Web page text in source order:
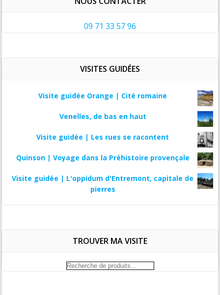
09 71 33 57 96
VISITES GUIDÉES
Visite guidée Orange | Cité romaine
Venelles, de bas en haut
Visite guidée | Les rues se racontent
Quinson | Voyage dans la Préhistoire provençale
Visite guidée | L'oppidum d'Entremont, capitale de
pierres
TROUVER MA VISITE
Recherche